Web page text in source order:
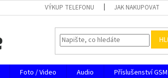
VÝKUP TELEFONU JAK NAKUPOVAT
Foto / Video Audio Příslušenství GSM